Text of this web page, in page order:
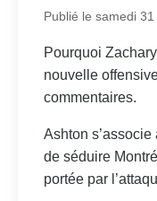
Publié le samedi
Pourquoi
nouvelle
commentaires.
Ashton
de séduire
portée par